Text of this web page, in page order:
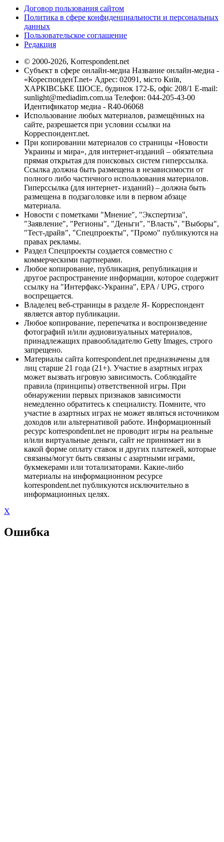
Договор пользования сайтом
Политика в сфере конфиденциальности и персональных
данных
Пользовательское соглашение
Редакция
© 2000-2026, Korrespondent.net
Субъект в сфере онлайн-медиа Название онлайн-медиа -
«КореспонденТ.net» Адрес: 02091, місто Київ,
ХАРКІВСЬКЕ ШОСЕ, будинок 172-Б, офіс 208/1 E-mail:
sunlight@mediadim.com.ua Телефон: 044-205-43-00
Идентификатор медиа - R40-06068
Использование любых материалов, размещённых на
сайте, разрешается при условии ссылки на
Корреспондент.net.
При копировании материалов со страницы «Новости
Украины и мира», для интернет-изданий – обязательна
прямая открытая для поисковых систем гиперссылка.
Ссылка должна быть размещена в независимости от
полного либо частичного использования материалов.
Гиперссылка (для интернет- изданий) – должна быть
размещена в подзаголовке или в первом абзаце
материала.
Новости с пометками "Мнение", "Экспертиза",
"Заявление", "Регионы", "Деньги", "Власть", "Выборы",
"Тест-драйв", "Спецпроекты", "Промо" публикуются на
правах рекламы.
Раздел Спецпроекты создается совместно с
коммерческими партнерами.
Любое копирование, публикация, републикация и
другое распространение информации, которое содержит
ссылку на "Интерфакс-Украина", EPA / UPG, строго
воспрещается.
Владелец веб-страницы в разделе Я- Корреспондент
является автор публикации.
Любое копирование, перепечатка и воспроизведение
фотографий и/или аудиовизуальных материалов,
принадлежащих правообладателю Getty Images, строго
запрещено.
Материалы сайта korrespondent.net предназначены для
лиц старше 21 года (21+). Участие в азартных играх
может вызвать игровую зависимость. Соблюдайте
правила (принципы) ответственной игры. При
обнаружении первых признаков зависимости
немедленно обратитесь к специалисту. Помните, что
участие в азартных играх не может являться источником
доходов или альтернативой работе. Информационный
ресурс korrespondent.net не проводит игры на реальные
и/или виртуальные деньги, сайт не принимает ни в
какой форме оплату ставок и других платежей, которые
связаны/могут быть связаны с азартными играми,
букмекерами или тотализаторами. Какие-либо
материалы на информационном ресурсе
korrespondent.net публикуются исключительно в
информационных целях.
X
Ошибка